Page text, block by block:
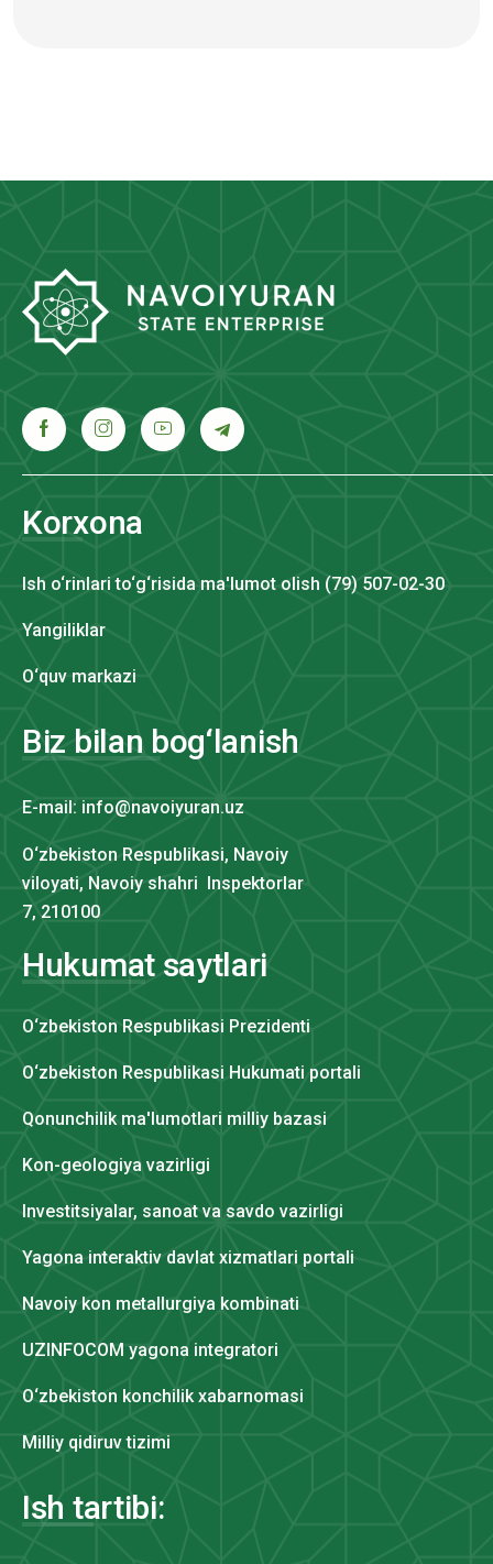
Korxona
Ish o‘rinlari to‘g‘risida ma'lumot olish (79) 507-02-30
Yangiliklar
O‘quv markazi
Biz bilan bog‘lanish
E-mail: info@navoiyuran.uz
O‘zbekiston Respublikasi, Navoiy
viloyati, Navoiy shahri Inspektorlar
7, 210100
Hukumat saytlari
O‘zbekiston Respublikasi Prezidenti
O‘zbekiston Respublikasi Hukumati portali
Qonunchilik ma'lumotlari milliy bazasi
Kon-geologiya vazirligi
Investitsiyalar, sanoat va savdo vazirligi
Yagona interaktiv davlat xizmatlari portali
Navoiy kon metallurgiya kombinati
UZINFOCOM yagona integratori
O‘zbekiston konchilik xabarnomasi
Milliy qidiruv tizimi
Ish tartibi: